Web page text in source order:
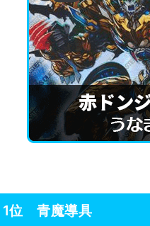
1位 青魔導具